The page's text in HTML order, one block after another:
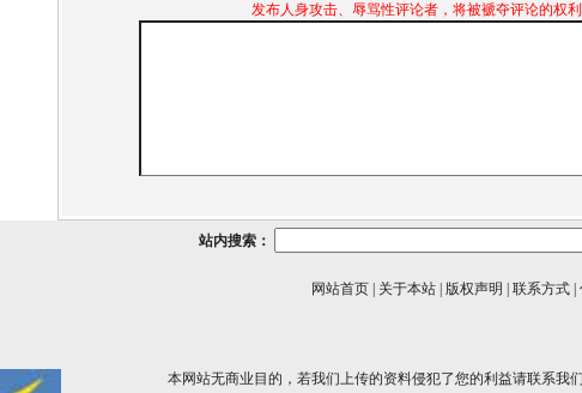
发布人身攻击、辱骂性评论者，将被褫夺评论的权利
站内搜索：
网站首页 关于本站 版权声明 联系方式
本网站无商业目的，若我们上传的资料侵犯了您的利益请联系我